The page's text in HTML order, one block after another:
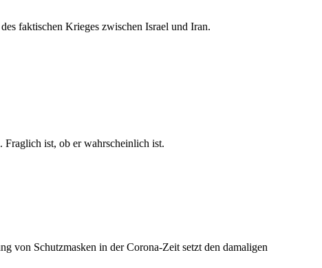
faktischen Krieges zwischen Israel und Iran.
Fraglich ist, ob er wahrscheinlich ist.
von Schutzmasken in der Corona-Zeit setzt den damaligen